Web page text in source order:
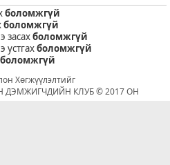
боломжгүй
боломжгүй
засахболомжгүй
устгахболомжгүй
боломжгүй
Хөгжүүлэлтийг
КЛУБ © 2017 ОН